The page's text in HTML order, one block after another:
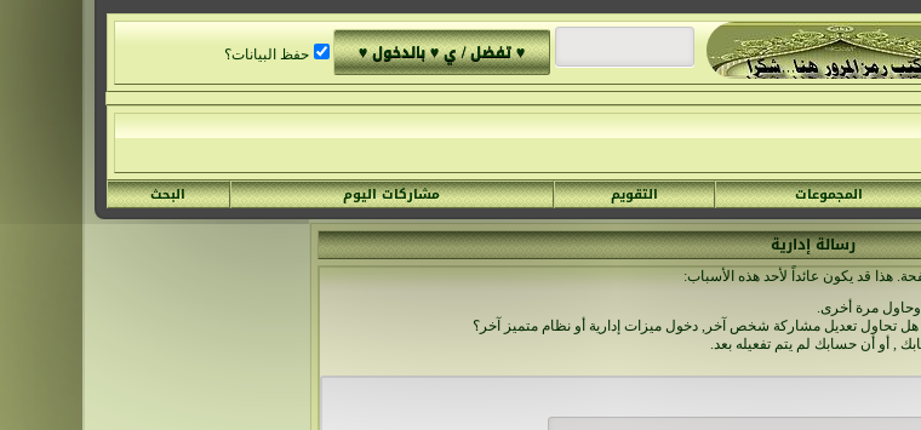
حفظ البيانات؟
المجموعات التقويم مشاركات اليوم البحث
رسالة إدارية
هذا قد يكون عائداً لأحد هذه الأسباب:
مرة أخرى.
تحاول تعديل مشاركة شخص آخر, دخول ميزات إدارية أو نظام متميز آخر؟
, أو أن حسابك لم يتم تفعيله بعد.